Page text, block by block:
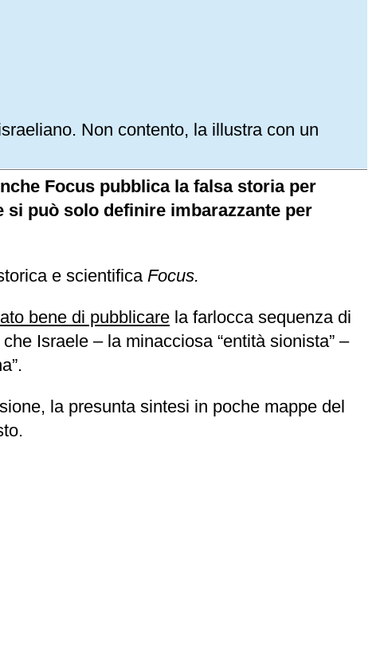
Non contento, la illustra con un
Focus pubblica la falsa storia per
può solo definire imbarazzante per
e scientifica Focus.
bene di pubblicare la farlocca sequenza di
Israele – la minacciosa “entità sionista” –
la presunta sintesi in poche mappe del